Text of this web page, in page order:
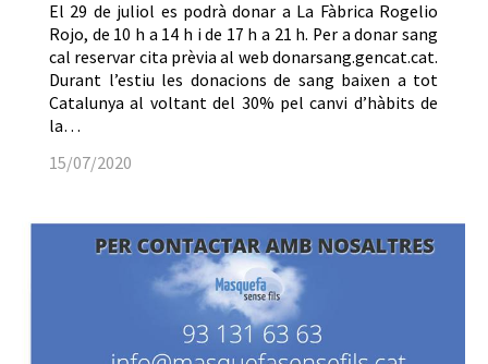
El 29 de juliol es podrà donar a La Fàbrica Rogelio
Rojo, de 10 h a 14 h i de 17 h a 21 h. Per a donar sang
cal reservar cita prèvia al web donarsang.gencat.cat.
Durant l’estiu les donacions de sang baixen a tot
Catalunya al voltant del 30% pel canvi d’hàbits de
la…
15/07/2020